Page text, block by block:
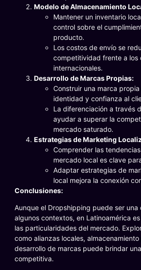
Modelo de Almacenamiento
Mantener un inventario
control sobre el
producto.
Los costos de envío se
competitividad frente a los
internacionales.
Desarrollo de Marcas Propias:
Construir una marca
identidad y confianza al
La diferenciación a través
ayudar a superar la
mercado saturado.
Estrategias de Marketing
Comprender las
mercado local es clave
Adaptar estrategias de
local mejora la conexión
Conclusiones:
Aunque el Dropshipping puede ser una
algunos contextos, en Latinoamérica
las particularidades del mercado.
como alianzas locales,
desarrollo de marcas puede brindar
competitiva.